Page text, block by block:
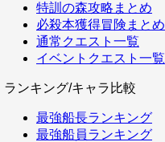
特訓の森攻略まとめ
必殺本獲得冒険まとめ
通常クエスト一覧
イベントクエスト一覧
ランキング/キャラ比較
最強船長ランキング
最強船員ランキング